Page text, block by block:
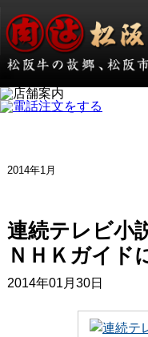
2014年1月
連続テレビ小
ＮＨＫガイド
2014年01月30日